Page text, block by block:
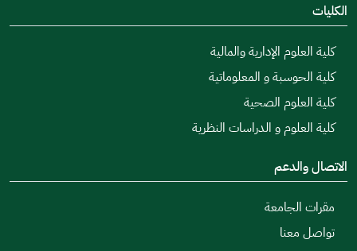
الكليات
كلية العلوم الإدارية والمالية
كلية الحوسبة و المعلوماتية
كلية العلوم الصحية
كلية العلوم و الدراسات النظرية
الاتصال والدعم
مقرات الجامعة
تواصل معنا